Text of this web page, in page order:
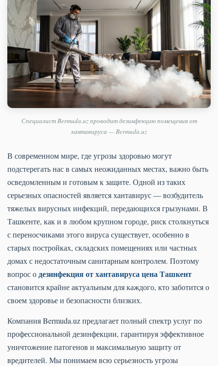
Специалист Bermuda.uz проводит дезинфекцию помещения от
хантавируса — Bermuda.uz
В современном мире, где угрозы здоровью могут
подстерегать нас в самых неожиданных местах, важно быть
осведомленным и готовым к защите. Одной из таких
серьезных опасностей является хантавирус — возбудитель
тяжелых вирусных инфекций, передающихся грызунами. В
Ташкенте, как и в любом крупном городе, риск столкнуться
с переносчиками этого вируса существует, особенно в
старых постройках, складских помещениях или частных
домах с недостаточным санитарным контролем. Поэтому
вопрос одезинфекция от хантавируса цена Ташкент
становится крайне актуальным для каждого, кто заботится о
своем здоровье и безопасности близких.
Компания Bermuda.uz предлагает полный спектр услуг по
профессиональной дезинфекции, гарантируя эффективное
уничтожение патогенов и максимальную защиту от
вредителей. Мы понимаем всю серьезность угрозы